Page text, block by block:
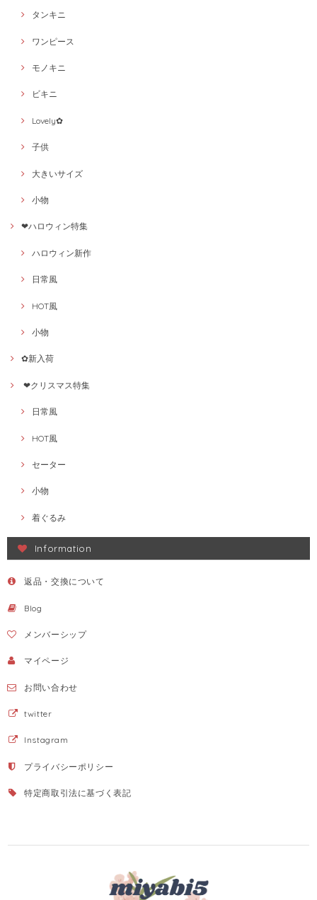
タンキニ
ワンピース
モノキニ
ビキニ
Lovely✿
子供
大きいサイズ
小物
❤ハロウィン特集
ハロウィン新作
日常風
HOT風
小物
✿新入荷
❤クリスマス特集
日常風
HOT風
セーター
小物
着ぐるみ
Information
返品・交換について
Blog
メンバーシップ
マイページ
お問い合わせ
twitter
Instagram
プライバシーポリシー
特定商取引法に基づく表記